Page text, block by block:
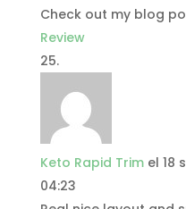
Check out my blog
Review
Keto Rapid Trim el 18
04:23